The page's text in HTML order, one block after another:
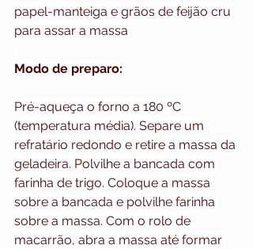
papel-manteiga e grãos de feijão cru
para assar a massa
Modo de preparo:
Pré-aqueça o forno a 180 ºC
(temperatura média). Separe um
refratário redondo e retire a massa da
geladeira. Polvilhe a bancada com
farinha de trigo. Coloque a massa
sobre a bancada e polvilhe farinha
sobre a massa. Com o rolo de
macarrão, abra a massa até formar